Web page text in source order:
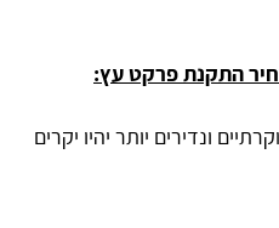
התקנת פרקט עץ:
ונדירים יותר יהיו יקרים